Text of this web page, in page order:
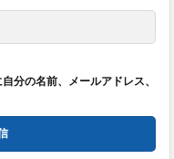
分の名前、メールアドレス、